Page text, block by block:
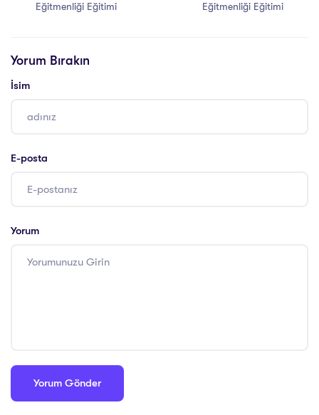
Eğitmenliği Eğitimi
Eğitmenliği Eğitimi
Yorum Bırakın
İsim
E-posta
Yorum